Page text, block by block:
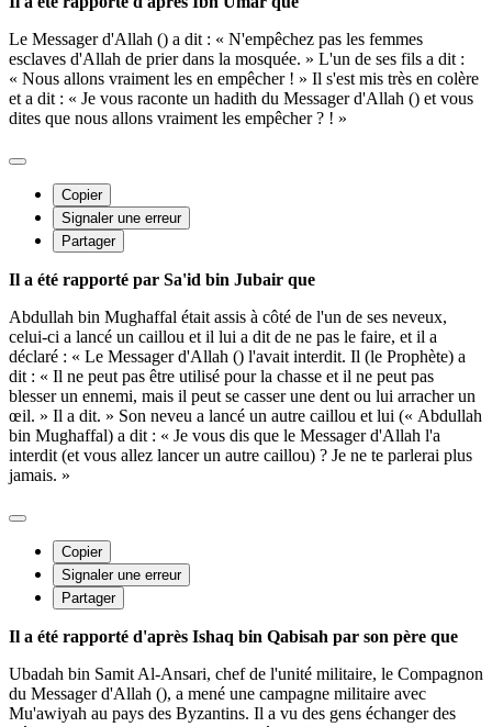
Le Messager d'Allah () a dit : « N'empêchez pas les femmes
esclaves d'Allah de prier dans la mosquée. » L'un de ses fils a dit :
« Nous allons vraiment les en empêcher ! » Il s'est mis très en colère
et a dit : « Je vous raconte un hadith du Messager d'Allah () et vous
dites que nous allons vraiment les empêcher ? ! »
Copier
Signaler une erreur
Partager
Il a été rapporté par Sa'id bin Jubair que
Abdullah bin Mughaffal était assis à côté de l'un de ses neveux,
celui-ci a lancé un caillou et il lui a dit de ne pas le faire, et il a
déclaré : « Le Messager d'Allah () l'avait interdit. Il (le Prophète) a
dit : « Il ne peut pas être utilisé pour la chasse et il ne peut pas
blesser un ennemi, mais il peut se casser une dent ou lui arracher un
œil. » Il a dit. » Son neveu a lancé un autre caillou et lui (« Abdullah
bin Mughaffal) a dit : « Je vous dis que le Messager d'Allah l'a
interdit (et vous allez lancer un autre caillou) ? Je ne te parlerai plus
jamais. »
Copier
Signaler une erreur
Partager
Il a été rapporté d'après Ishaq bin Qabisah par son père que
Ubadah bin Samit Al-Ansari, chef de l'unité militaire, le Compagnon
du Messager d'Allah (), a mené une campagne militaire avec
Mu'awiyah au pays des Byzantins. Il a vu des gens échanger des